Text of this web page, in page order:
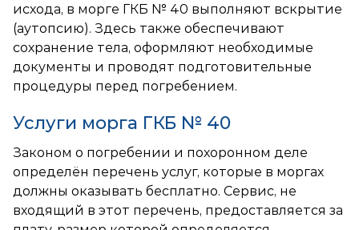
исхода, в морге ГКБ № 40 выполняют вскрытие
(аутопсию). Здесь также обеспечивают
сохранение тела, оформляют необходимые
документы и проводят подготовительные
процедуры перед погребением.
Услуги морга ГКБ № 40
Законом о погребении и похоронном деле
определён перечень услуг, которые в моргах
должны оказывать бесплатно. Сервис, не
входящий в этот перечень, предоставляется за